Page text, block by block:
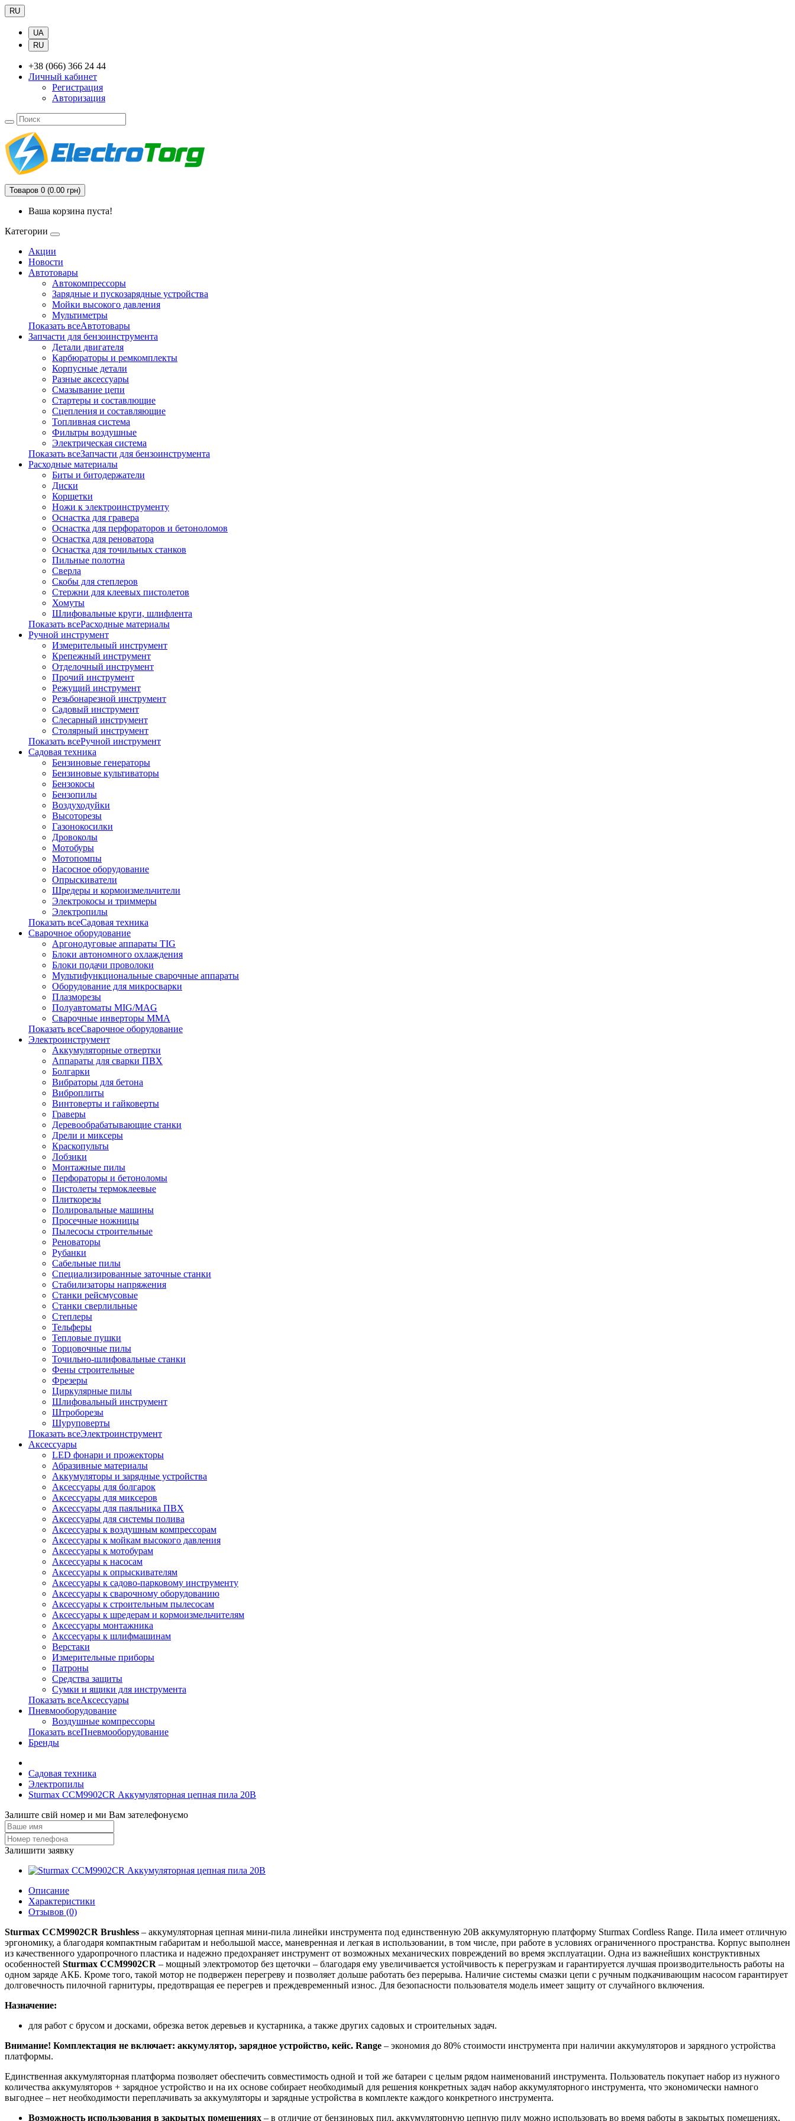
RU
UA
RU
+38 (066) 366 24 44
Личный кабинет
Регистрация
Авторизация
Товаров 0 (0.00 грн)
Ваша корзина пуста!
Категории
Акции
Новости
Автотовары
Автокомпрессоры
Зарядные и пускозарядные устройства
Мойки высокого давления
Мультиметры
Показать всеАвтотовары
Запчасти для бензоинструмента
Детали двигателя
Карбюраторы и ремкомплекты
Корпусные детали
Разные аксессуары
Смазывание цепи
Стартеры и составлющие
Сцепления и составляющие
Топливная система
Фильтры воздушные
Электрическая система
Показать всеЗапчасти для бензоинструмента
Расходные материалы
Биты и битодержатели
Диски
Корщетки
Ножи к электроинструменту
Оснастка для гравера
Оснастка для перфораторов и бетоноломов
Оснастка для реноватора
Оснастка для точильных станков
Пильные полотна
Сверла
Скобы для степлеров
Стержни для клеевых пистолетов
Хомуты
Шлифовальные круги, шлифлента
Показать всеРасходные материалы
Ручной инструмент
Измерительный инструмент
Крепежный инструмент
Отделочный инструмент
Прочий инструмент
Режущий инструмент
Резьбонарезной инструмент
Садовый инструмент
Слесарный инструмент
Столярный инструмент
Показать всеРучной инструмент
Садовая техника
Бензиновые генераторы
Бензиновые культиваторы
Бензокосы
Бензопилы
Воздуходуйки
Высоторезы
Газонокосилки
Дровоколы
Мотобуры
Мотопомпы
Насосное оборудование
Опрыскиватели
Шредеры и кормоизмельчители
Электрокосы и триммеры
Электропилы
Показать всеСадовая техника
Сварочное оборудование
Аргонодуговые аппараты TIG
Блоки автономного охлаждения
Блоки подачи проволоки
Мультифункциональные сварочные аппараты
Оборудование для микросварки
Плазморезы
Полуавтоматы MIG/MAG
Сварочные инверторы ММА
Показать всеСварочное оборудование
Электроинструмент
Аккумуляторные отвертки
Аппараты для сварки ПВХ
Болгарки
Вибраторы для бетона
Виброплиты
Винтоверты и гайковерты
Граверы
Деревообрабатывающие станки
Дрели и миксеры
Краскопульты
Лобзики
Монтажные пилы
Перфораторы и бетоноломы
Пистолеты термоклеевые
Плиткорезы
Полировальные машины
Просечные ножницы
Пылесосы строительные
Реноваторы
Рубанки
Сабельные пилы
Специализированные заточные станки
Стабилизаторы напряжения
Станки рейсмусовые
Станки сверлильные
Степлеры
Тельферы
Тепловые пушки
Торцовочные пилы
Точильно-шлифовальные станки
Фены строительные
Фрезеры
Циркулярные пилы
Шлифовальный инструмент
Штроборезы
Шуруповерты
Показать всеЭлектроинструмент
Аксессуары
LED фонари и прожекторы
Абразивные материалы
Аккумуляторы и зарядные устройства
Аксессуары для болгарок
Аксессуары для миксеров
Аксессуары для паяльника ПВХ
Аксессуары для системы полива
Аксессуары к воздушным компрессорам
Аксессуары к мойкам высокого давления
Аксессуары к мотобурам
Аксессуары к насосам
Аксессуары к опрыскивателям
Аксессуары к садово-парковому инструменту
Аксессуары к сварочному оборудованию
Аксессуары к строительным пылесосам
Аксессуары к шредерам и кормоизмельчителям
Аксессуары монтажника
Акссесуары к шлифмашинам
Верстаки
Измерительные приборы
Патроны
Средства защиты
Сумки и ящики для инструмента
Показать всеАксессуары
Пневмооборудование
Воздушные компрессоры
Показать всеПневмооборудование
Бренды
Садовая техника
Электропилы
Sturmax CCM9902CR Аккумуляторная цепная пила 20В
Залиште свій номер и ми Вам зателефонуємо
Залишити заявку
Описание
Характеристики
Отзывов (0)
Sturmax CCM9902CR Brushless – аккумуляторная цепная мини-пила линейки инструмента под единственную 20В аккумуляторную платформу Sturmax Cordless Range. Пила имеет отличную
эргономику, а благодаря компактным габаритам и небольшой массе, маневренная и легкая в использовании, в том числе, при работе в условиях ограниченного пространства. Корпус выполнен
из качественного ударопрочного пластика и надежно предохраняет инструмент от возможных механических повреждений во время эксплуатации. Одна из важнейших конструктивных
особенностей Sturmax CCM9902CR – мощный электромотор без щеточки – благодаря ему увеличивается устойчивость к перегрузкам и гарантируется лучшая производительность работы на
одном заряде АКБ. Кроме того, такой мотор не подвержен перегреву и позволяет дольше работать без перерыва. Наличие системы смазки цепи с ручным подкачивающим насосом гарантирует
долговечность пилочной гарнитуры, предотвращая ее перегрев и преждевременный износ. Для безопасности пользователя модель имеет защиту от случайного включения.
Назначение:
для работ с брусом и досками, обрезка веток деревьев и кустарника, а также других садовых и строительных задач.
Внимание! Комплектация не включает: аккумулятор, зарядное устройство, кейс. Range – экономия до 80% стоимости инструмента при наличии аккумуляторов и зарядного устройства
платформы.
Единственная аккумуляторная платформа позволяет обеспечить совместимость одной и той же батареи с целым рядом наименований инструмента. Пользователь покупает набор из нужного
количества аккумуляторов + зарядное устройство и на их основе собирает необходимый для решения конкретных задач набор аккумуляторного инструмента, что экономически намного
выгоднее – нет необходимости переплачивать за аккумуляторы и зарядные устройства в комплекте каждого конкретного инструмента.
Возможность использования в закрытых помещениях – в отличие от бензиновых пил, аккумуляторную цепную пилу можно использовать во время работы в закрытых помещениях,